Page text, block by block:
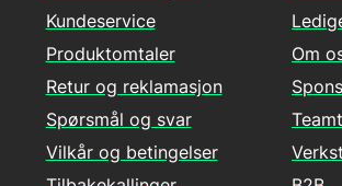
Kundeservice
Produktomtaler
Retur og reklamasjon
Spørsmål og svar
Vilkår og betingelser
Om